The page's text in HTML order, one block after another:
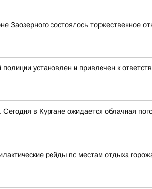
Заозерного состоялось торжественное
полиции установлен и привлечен к
в Кургане ожидается облачная
рейды по местам отдыха